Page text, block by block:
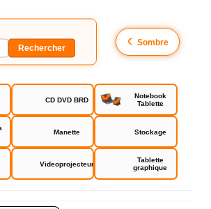
☾ Sombre
CD DVD BRD
Notebook
Tablette
Manette Stockage
Videoprojecteur
Tablette
graphique